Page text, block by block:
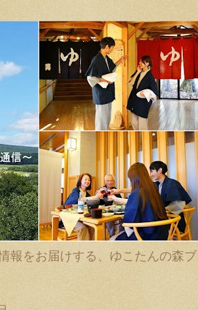
報をお届けする、ゆこたんの森